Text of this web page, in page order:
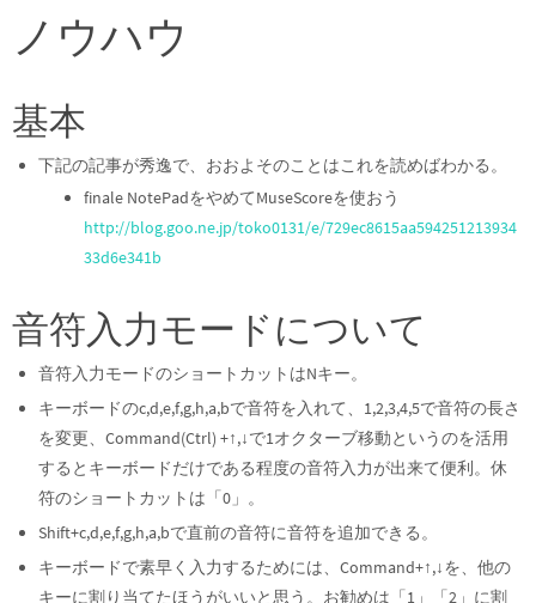
ノウハウ
基本
下記の記事が秀逸で、おおよそのことはこれを読めばわかる。
finale NotePadをやめてMuseScoreを使おう
http://blog.goo.ne.jp/toko0131/e/729ec8615aa594251213934
33d6e341b
音符入力モードについて
音符入力モードのショートカットはNキー。
キーボードのc,d,e,f,g,h,a,bで音符を入れて、1,2,3,4,5で音符の長さ
を変更、Command(Ctrl) +↑,↓で1オクターブ移動というのを活用
するとキーボードだけである程度の音符入力が出来て便利。休
符のショートカットは「0」。
Shift+c,d,e,f,g,h,a,bで直前の音符に音符を追加できる。
キーボードで素早く入力するためには、Command+↑,↓を、他の
キーに割り当てたほうがいいと思う。お勧めは「1」「2」に割